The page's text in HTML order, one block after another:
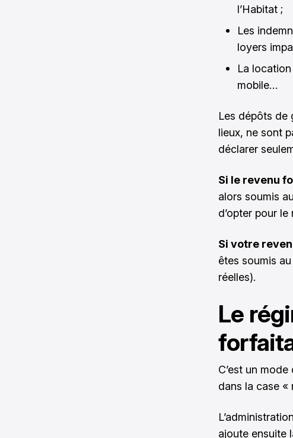
l’Habitat ;
Les
loyers
La
mobile…
Les dépôts de
lieux, ne sont
déclarer
Si le revenu
alors soumis
d’opter pour
Si votre
êtes soumis
réelles).
Le
C’est un
dans la case «
ajoute ensuite